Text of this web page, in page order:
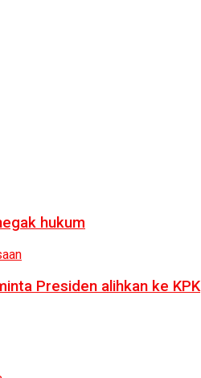
hukum
Presiden alihkan ke KPK